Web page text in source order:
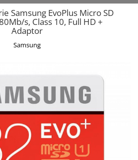
Samsung EvoPlus Micro SD
s, Class 10, Full HD +
Adaptor
Samsung